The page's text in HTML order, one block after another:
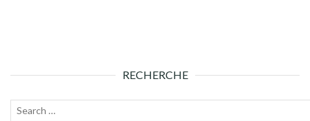
RECHERCHE
Recherche